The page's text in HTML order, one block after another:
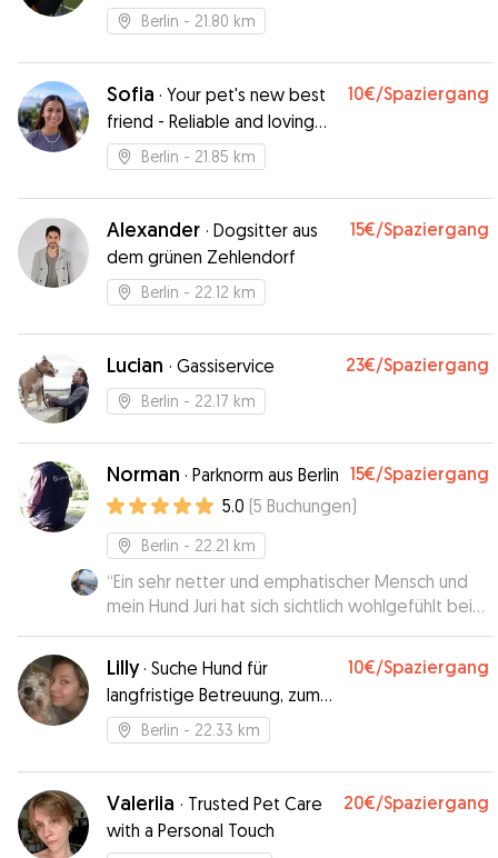
ihre Vierbeiner.
Berlin - 21.80 km
Sofia · Your pet's new best
friend - Reliable and loving
care
10€/Spaziergang
Berlin - 21.85 km
Alexander · Dogsitter aus
dem grünen Zehlendorf
15€/Spaziergang
Berlin - 22.12 km
Lucian · Gassiservice 23€/Spaziergang
Berlin - 22.17 km
Norman · Parknorm aus Berlin 15€/Spaziergang
5.0 (5 Buchungen)
Berlin - 22.21 km
“Ein sehr netter und emphatischer Mensch und
mein Hund Juri hat sich sichtlich wohlgefühlt bei
Norman. Ich werde Norman auf jeden Fall
weiterhin für die Betreuung anfragen. 1000
Dank!
”
Lilly· Suche Hund für
langfristige Betreuung, zum
kuscheln und spazieren
gehen
10€/Spaziergang
Berlin - 22.33 km
Valeriia · Trusted Pet Care
with a Personal Touch
20€/Spaziergang